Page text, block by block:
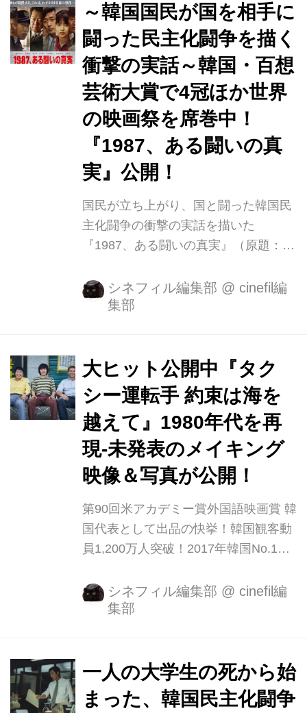
でたった3時間の韓国では、歴史をく
つがえし、国民全員の人生を劇的に変
えた大事件が発生していたー。 すべて
の始まりは、一人の青年の"不可解な
死“。 ソウル大学の学生が取り調べ中
に命を落としたのだ。警察は心臓麻痺
だと発表するが、新聞が「拷問中に死
亡」とスクープし、大騒動へと発展し
ていく。 本作は、一人の大学生の死
～韓国国民が国を相手に
闘った民主化闘争を描く
衝撃の実話～韓国・百想
芸術大賞で4冠ほか世界
の映画祭を席巻中！
『1987、ある闘いの真
実』公開！
国民が立ち上がり、国と闘った韓国民
主化闘争の衝撃の実話を描いた
『1987、ある闘いの真実』（原題：
日(土)にシネマート新宿ほかにて全国
公開することが決定！ この度、先日発
て最高賞の「大賞」、脚本賞、最優秀
男優賞（キム・ユンソク）、助演男優
賞（パク・ヒスン）の最多4部門受賞
を果たした話題作の日本オリジナルポ
スターが解禁となりました！ 今回解禁
となった日本オリジナルポスターに
は、北分子の徹底排除に信念を燃やす
南営洞警察のパク所長を演じたキム・
ユンソク、学生の死を隠ぺ...
シネフィル編集部 @ cinefil編
集部
大ヒット公開中『タク
シー運転手 約束は海を
越えて』1980年代を再
現-未発表のメイキング
映像＆写真が公開！
第90回米アカデミー賞外国語映画賞 韓
国代表として出品の快挙！韓国観客動
員1,200万人突破！2017年韓国No.1大
を越えて～』が、シネマート新宿ほか
全国大ヒット公開中です！ 第３８回青
か、本国では『新感染 ファイナル・エ
クスプレス』の興行成績を上回り、歴
代9位！(※韓国映画として) 映画批評
シネフィル編集部 @ cinefil編
集部
一人の大学生の死から始
まった、韓国民主化闘争